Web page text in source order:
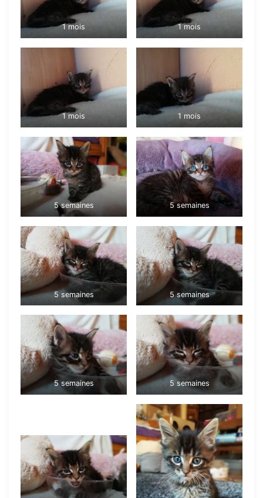
1 mois 1 mois
1 mois 1 mois
5 semaines 5 semaines
5 semaines 5 semaines
5 semaines 5 semaines